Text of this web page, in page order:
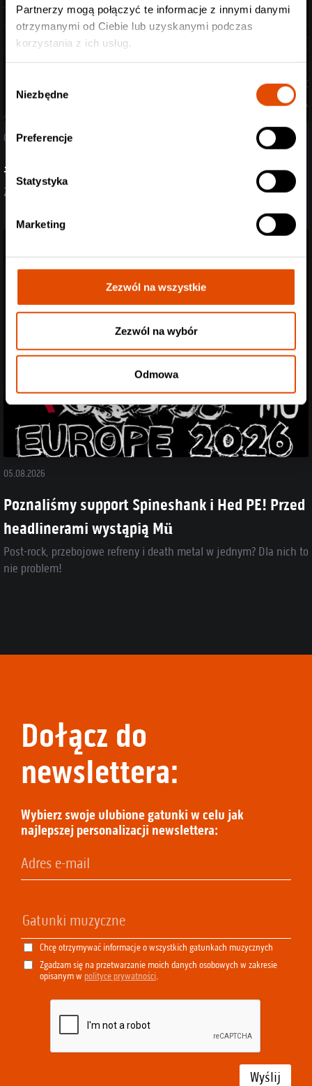
Partnerzy mogą połączyć te informacje z innymi danymi
otrzymanymi od Ciebie lub uzyskanymi podczas
korzystania z ich usług.
zgody
Niezbędne
Preferencje
Statystyka
Marketing
Zezwól na wszystkie
Zezwól na wybór
Odmowa
07.08.2026
#StreszczenieTygodnia
Zobacz aktualizację z ostatnich dni (27.07-07.08.2026)
05.08.2026
Poznaliśmy support Spineshank i Hed PE! Przed
headlinerami wystąpią Mü
Post-rock, przebojowe refreny i death metal w jednym? Dla nich to
nie problem!
Dołącz do
newslettera:
Wybierz swoje ulubione gatunki w celu jak
najlepszej personalizacji newslettera:
Chcę otrzymywać informacje o wszystkich gatunkach muzycznych
Zgadzam się na przetwarzanie moich danych osobowych w zakresie
opisanym w polityce prywatności.
Wyślij